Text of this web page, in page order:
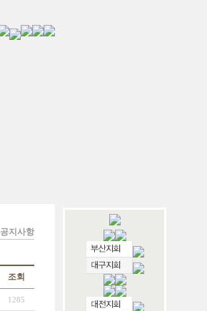
공지사항
조회
1285